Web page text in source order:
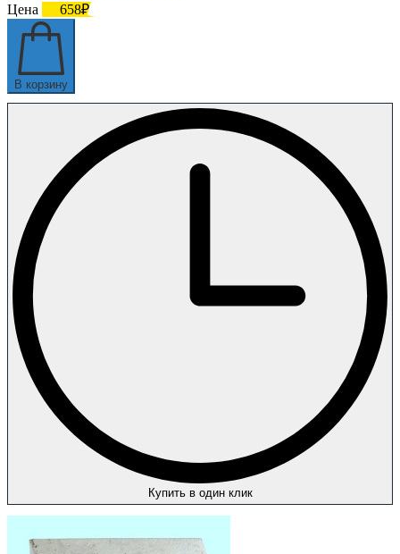
Цена
658₽
В корзину
Купить в один клик